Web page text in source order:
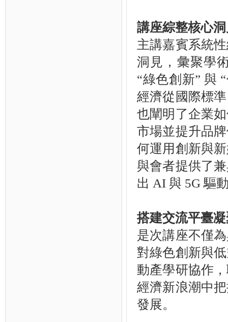
講座綜整核心
主講嘉賓系統
洞見，彙聚學
“綠色創新” 與
經濟從國際標
也闡明了企業
市場並提升品
何運用創新與
與會者提供了
出 AI 與 5G 驅
搭建交流平臺
是次講座不僅
對綠色創新與
動產學研協作
經濟新浪潮中
發展。